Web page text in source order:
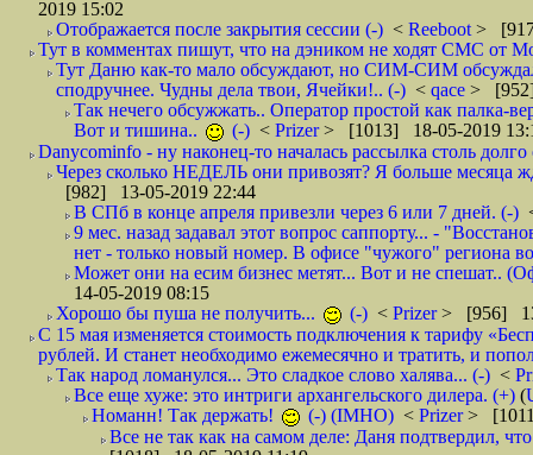
2019 15:02
Отображается после закрытия сессии (-) < Reeboot >
Тут в комментах пишут, что на дэником не ходят СМС от
Тут Даню как-то мало обсуждают, но СИМ-СИМ
сподручнее. Чудны дела твои, Ячейки!.. (-) < qace > [952]
Так нечего обсужжать.. Оператор простой как палка-
Вот и тишина..
(-) < Prizer> [1013] 18-05-2019
Danycominfo - ну наконец-то началась рассылка столь
Через сколько НЕДЕЛЬ они привозят? Я больше месяца
[982] 13-05-2019 22:44
В СПб в конце апреля привезли через 6 или 7 дней. (-)
9 мес. назад задавал этот вопрос саппорту... -
нет - только новый номер. В офисе "чужого" региона
Может они на есим бизнес метят... Вот и не спешат..
14-05-2019 08:15
Хорошо бы пуша не получить...
(-) < Prizer> [956]
С 15 мая изменяется стоимость подключения к тарифу
рублей. И станет необходимо ежемесячно и тратить, и
Так народ ломанулся... Это сладкое слово халява... (-) <
Все еще хуже: это интриги архангельского дилера. (+) (
Номанн! Так держать!
(-) (IMHO) < Prizer>
Все не так как на самом деле: Даня подтвердил,